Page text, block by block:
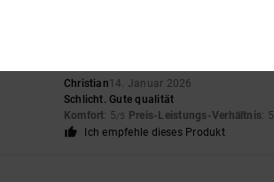
Christian14. Januar 2026
Schlicht. Gute qualität
Komfort: 5/5 Preis-Leistungs-Verhältnis: 5
Ich empfehle dieses Produkt